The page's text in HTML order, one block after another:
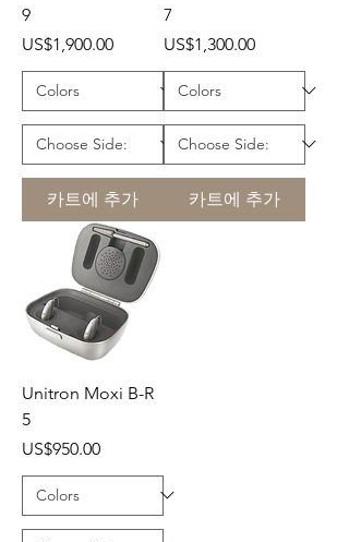
9
가격
US$1,900.00
카트에 추가
7
가격
US$1,300.00
카트에 추가
Unitron Moxi B-R
5
가격
US$950.00